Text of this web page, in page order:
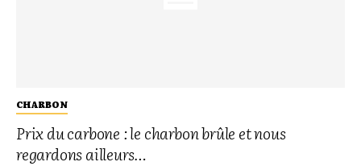
CHARBON
Prix du carbone : le charbon brûle et nous
regardons ailleurs…